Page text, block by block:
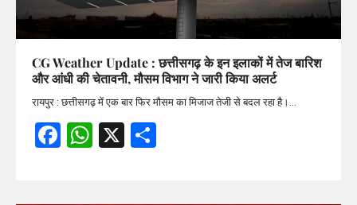
CG Weather Update : छत्तीसगढ़ के इन इलाकों में तेज बारिश
और आंधी की चेतावनी, मौसम विभाग ने जारी किया अलर्ट
रायपुर : छत्तीसगढ़ में एक बार फिर मौसम का मिजाज तेजी से बदल रहा है।…
Facebook
WhatsApp
X